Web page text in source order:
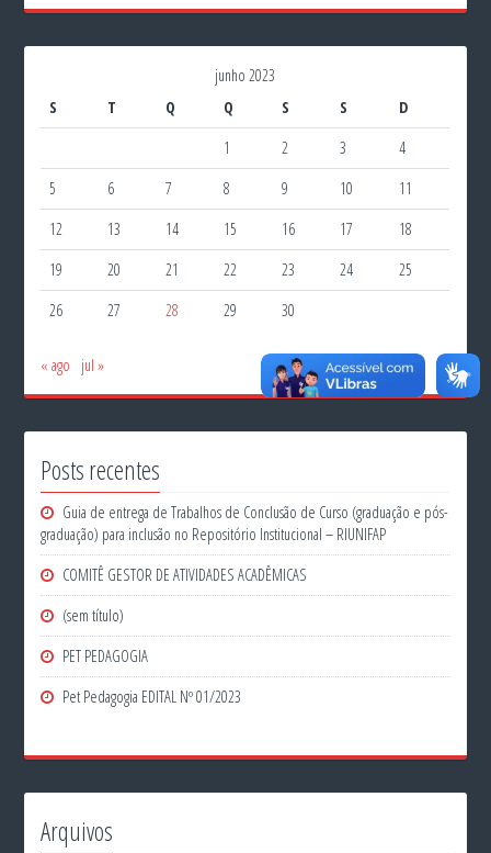
junho 2023
S
T Q Q S S
D
1
2 3
4
5
6 7 8 9 10
11
12
13 14 15 16 17
18
19
20 21 22 23 24
25
26
27 28 29 30
« ago jul »
Posts recentes
Guia de entrega de Trabalhos de Conclusão de Curso (graduação e pós-
graduação) para inclusão no Repositório Institucional – RIUNIFAP
COMITÊ GESTOR DE ATIVIDADES ACADÊMICAS
(sem título)
PET PEDAGOGIA
Pet Pedagogia EDITAL Nº 01/2023
Arquivos